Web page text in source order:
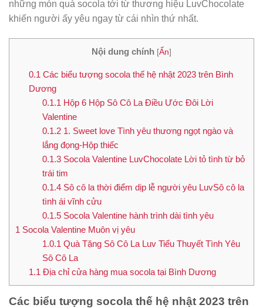
những món quà socola tới từ thương hiệu LuvChocolate
khiến người ấy yêu ngay từ cái nhìn thứ nhất.
Nội dung chính [Ẩn]
0.1 Các biểu tượng socola thế hệ nhật 2023 trên Bình
Dương
0.1.1 Hộp 6 Hộp Sô Cô La Điều Ước Đôi Lời
Valentine
0.1.21. Sweet love Tình yêu thương ngọt ngào và
lắng đọng-Hộp thiếc
0.1.3Socola Valentine LuvChocolate Lời tỏ tình từ bỏ
trái tim
0.1.4Sô cô la thời điểm dịp lễ người yêu LuvSô cô la
tình ái vĩnh cửu
0.1.5Socola Valentine hành trình dài tình yêu
1 Socola Valentine Muôn vị yêu
1.0.1 Quà Tặng Sô Cô La Luv Tiểu Thuyết Tình Yêu
Sô Cô La
1.1 Địa chỉ cửa hàng mua socola tại Bình Dương
Các biểu tượng socola thế hệ nhật 2023 trên